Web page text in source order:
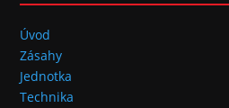
Úvod
Zásahy
Jednotka
Technika